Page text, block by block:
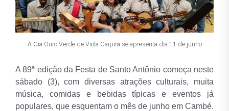
A Cia Ouro Verde de Viola Caipira se apresenta dia 11 de junho
A 89ª edição da Festa de Santo Antônio começa neste
sábado (3), com diversas atrações culturais, muita
música, comidas e bebidas típicas e eventos já
populares, que esquentam o mês de junho em Cambé.